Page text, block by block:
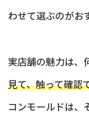
わせて選ぶのがお
実店舗の魅力は、
見て、触って確認
コンモールドは、